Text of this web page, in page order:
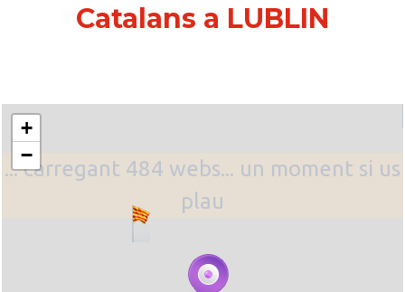
Catalans a LUBLIN
... carregant 484 webs... un moment si us
plau
+
−